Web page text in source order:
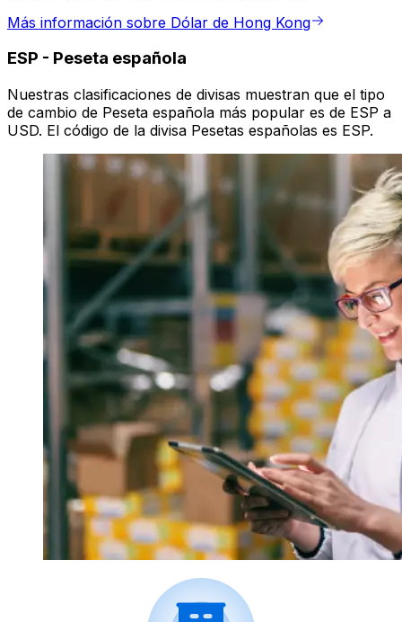
Más información sobre Dólar de Hong Kong
ESP - Peseta española
Nuestras clasificaciones de divisas muestran que el tipo
de cambio de Peseta española más popular es de ESP a
USD. El código de la divisa Pesetas españolas es ESP.